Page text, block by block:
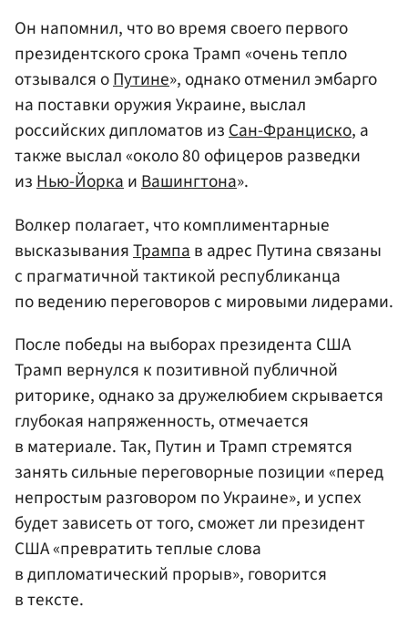
Он напомнил, что во время своего первого
президентского срока Трамп «очень тепло
отзывался оПутине», однако отменил эмбарго
на поставки оружия Украине, выслал
российских дипломатов изСан-Франциско, а
также выслал «около 80 офицеров разведки
изНью-ЙоркаиВашингтона».
Волкер полагает, что комплиментарные
высказыванияТрампа в адрес Путина связаны
с прагматичной тактикой республиканца
по ведению переговоров с мировыми лидерами.
После победы на выборах президента США
Трамп вернулся к позитивной публичной
риторике, однако за дружелюбием скрывается
глубокая напряженность, отмечается
в материале. Так, Путин и Трамп стремятся
занять сильные переговорные позиции «перед
непростым разговором по Украине», и успех
будет зависеть от того, сможет ли президент
США «превратить теплые слова
в дипломатический прорыв», говорится
в тексте.